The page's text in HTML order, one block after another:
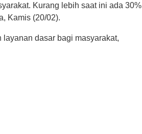
Kurang lebih saat ini ada 30%
Kamis (20/02).
dasar bagi masyarakat,